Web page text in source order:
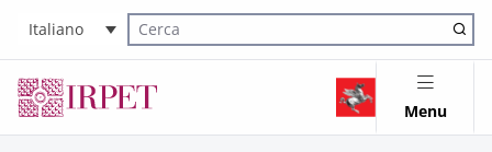
Italiano
Cerca nel sito
Menu